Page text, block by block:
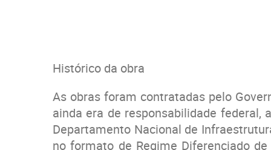
Histórico da obra
As obras foram contratadas pelo
ainda era de responsabilidade federal,
Departamento Nacional de
no formato de Regime Diferenciado